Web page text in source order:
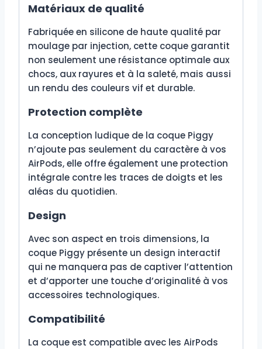
Matériaux de qualité
Fabriquée en silicone de haute qualité par
moulage par injection, cette coque garantit
non seulement une résistance optimale aux
chocs, aux rayures et à la saleté, mais aussi
un rendu des couleurs vif et durable.
Protection complète
La conception ludique de la coque Piggy
n’ajoute pas seulement du caractère à vos
AirPods, elle offre également une protection
intégrale contre les traces de doigts et les
aléas du quotidien.
Design
Avec son aspect en trois dimensions, la
coque Piggy présente un design interactif
qui ne manquera pas de captiver l’attention
et d’apporter une touche d’originalité à vos
accessoires technologiques.
Compatibilité
La coque est compatible avec les AirPods